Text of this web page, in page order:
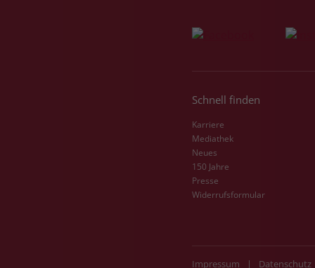
Schnell finden
Karriere
Mediathek
Neues
150 Jahre
Presse
Widerrufsformular
Impressum | Datenschutz